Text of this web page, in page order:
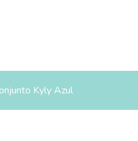
Kyly Azul